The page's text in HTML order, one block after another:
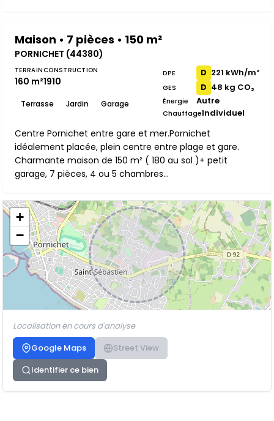
Maison • 7 pièces • 150 m²
PORNICHET (44380)
TERRAIN
160 m²
CONSTRUCTION
1910
Terrasse Jardin Garage
DPE D 221 kWh/m²
GES D 48 kg CO₂
Énergie Autre
ChauffageIndividuel
Centre Pornichet entre gare et mer.Pornichet
idéalement placée, plein centre entre plage et gare.
Charmante maison de 150 m² ( 180 au sol )+ petit
garage, 7 pièces, 4 ou 5 chambres...
+
−
Localisation en cours d'analyse
Google Maps
Street View
Identifier ce bien